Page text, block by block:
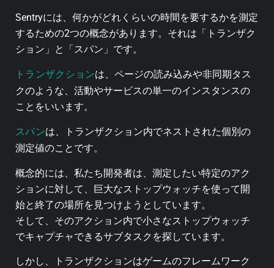
Sentryには、何かがどれくらいの時間を要するかを測定
するための2つの概念があります。それは「トランザク
ション」と「スパン」です。
トランザクションは、ページの読み込みや非同期タス
クのような、活動やサービスの単一のインスタンスの
ことをいいます。
スパンは、トランザクション内でネストされた個別の
測定値のことです。
概念的には、私たち開発者は、測定したい特定のアク
ションに対して、巨大なストップウォッチを使って開
始と終了の場所を見つけようとしています。
そして、そのアクション内で小さなストップウォッチ
でキャプチャできるサブタスクを探しています。
しかし、トランザクションはゲームのフレームワーク